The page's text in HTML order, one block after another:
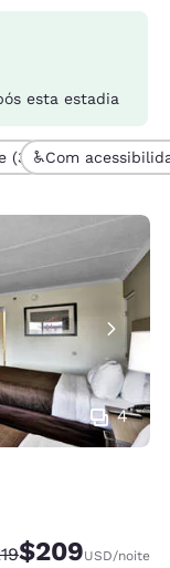
esta estadia
(1)
(3) Com
4
anterior
Tarifa com
$209USD/noite